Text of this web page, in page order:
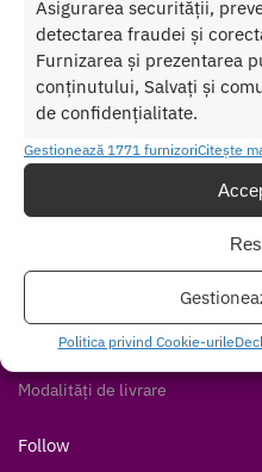
Asigurarea securității,
detectarea fraudei și
Furnizarea și prezentarea
conținutului, Salvați și
de confidențialitate.
Gestionează 1771 furnizoriCitește
Politica privind Cookie-urile
Despre Noi
Confidentialitatea datelor
Termeni si Conditii
Protectia Consumatorului
Ajutor
Livrare discretă
Modalități de livrare
Follow